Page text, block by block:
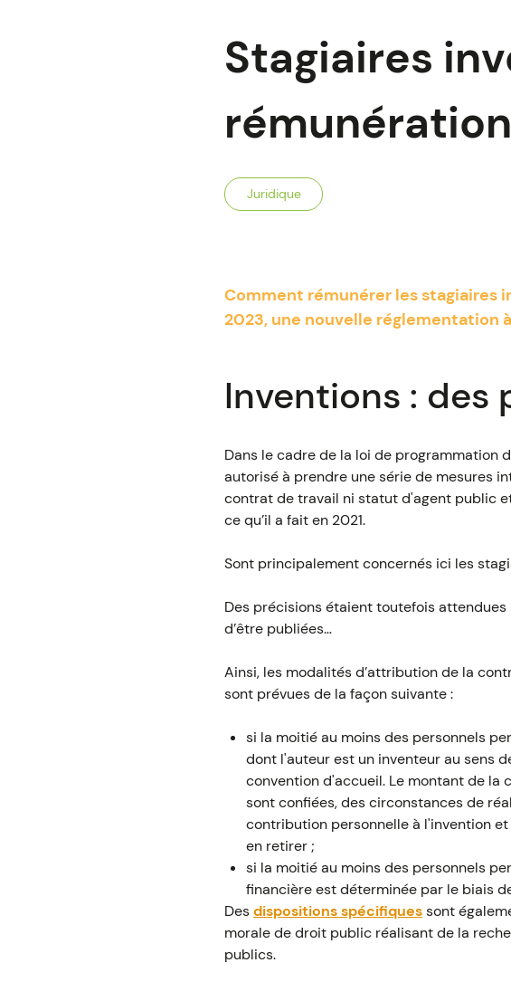
Stagiaires
Juridique
Comment rémunérer les stagiaires
2023, une nouvelle réglementation
Inventions : des
Dans le cadre de la loi de programmation
autorisé à prendre une série de mesures
contrat de travail ni statut d'agent public
ce qu’il a fait en 2021.
Sont principalement concernés ici les
Des précisions étaient toutefois attendues
d’être publiées…
Ainsi, les modalités d’attribution de la
sont prévues de la façon suivante :
si la moitié au moins des personnels
dont l'auteur est un inventeur au sens
convention d'accueil. Le montant de
sont confiées, des circonstances de
contribution personnelle à l'invention
en retirer ;
si la moitié au moins des personnels
financière est déterminée par le biais
Desdispositions spécifiquessont
morale de droit public réalisant de la
publics.